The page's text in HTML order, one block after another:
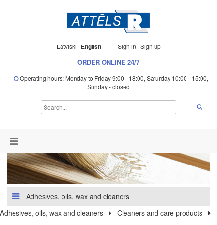
Latviski English Sign in Sign up
ORDER ONLINE 24/7
Operating hours: Monday to Friday 9:00 - 18:00, Saturday 10:00 - 15:00,
Sunday - closed
Adhesives, oils, wax and cleaners
Adhesives, oils, wax and cleaners
Cleaners and care products